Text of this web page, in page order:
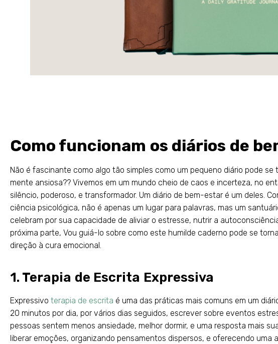
Como funcionam os diários de
Não é fascinante como algo tão simples como um pequeno diário pode
mente ansiosa?? Vivemos em um mundo cheio de caos e incerteza, no
silêncio, poderoso, e transformador. Um diário de bem-estar é um deles.
ciência psicológica, não é apenas um lugar para palavras, mas um
celebram por sua capacidade de aliviar o estresse, nutrir a
próxima parte, Vou guiá-lo sobre como este humilde caderno pode se
direção à cura emocional.
1. Terapia de Escrita Expressiva
Expressivo terapia de escrita é uma das práticas mais comuns em um
20 minutos por dia, por vários dias seguidos, escrever sobre eventos
pessoas sentem menos ansiedade, melhor dormir, e uma resposta mais
liberar emoções, organizando pensamentos dispersos, e oferecendo uma